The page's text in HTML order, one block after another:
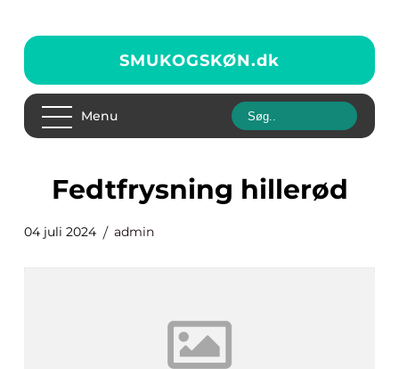
SMUKOGSKØN.dk
Menu
fedtfrysning hillerød
04 juli 2024 admin